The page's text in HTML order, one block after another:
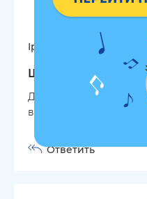
Іра
Шахматы
Діти від шах у захваті,
відкладені і грають
Ответить